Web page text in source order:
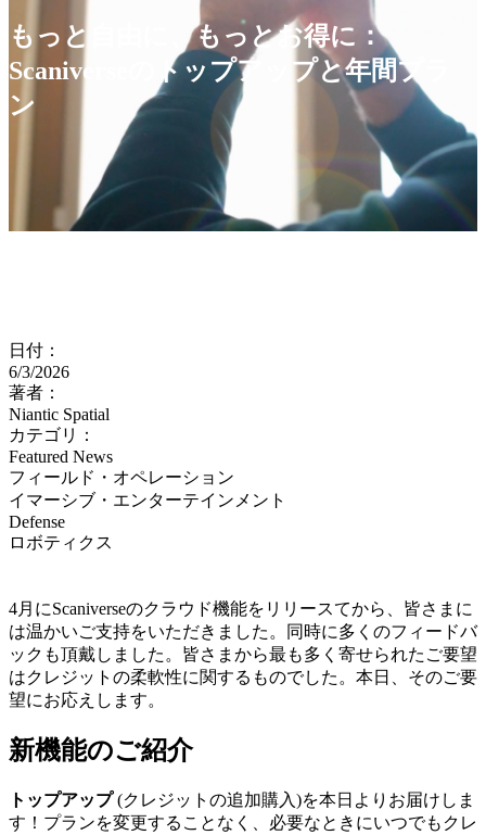
もっと自由に、もっとお得に：
Scaniverseのトップアップと年間プラ
ン
日付：
6/3/2026
著者：
Niantic Spatial
カテゴリ：
Featured News
フィールド・オペレーション
イマーシブ・エンターテインメント
Defense
ロボティクス
4月にScaniverseのクラウド機能をリリースてから、皆さまに
は温かいご支持をいただきました。同時に多くのフィードバ
ックも頂戴しました。皆さまから最も多く寄せられたご要望
はクレジットの柔軟性に関するものでした。本日、そのご要
望にお応えします。
新機能のご紹介
トップアップ(クレジットの追加購入)を本日よりお届けしま
す！プランを変更することなく、必要なときにいつでもクレ